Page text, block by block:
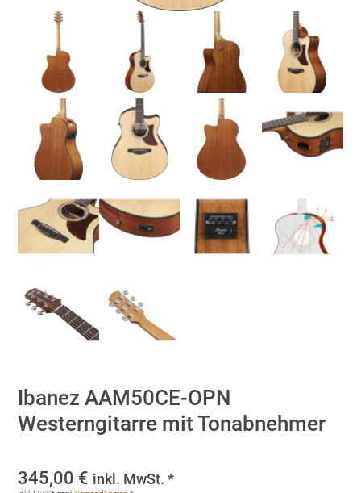
Ibanez AAM50CE-OPN
Westerngitarre mit Tonabnehmer
345,00 € inkl. MwSt. *